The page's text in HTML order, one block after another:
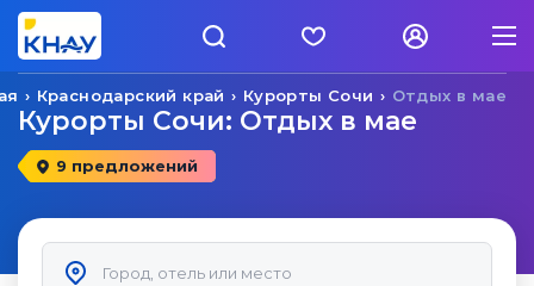
Отдых в мае
Курорты Сочи
Краснодарский край
Курорты Сочи: Отдых в мае
9 предложений